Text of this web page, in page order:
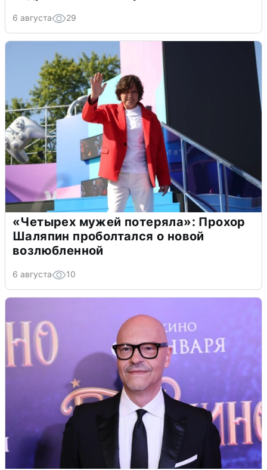
6 августа 29
«Четырех мужей потеряла»: Прохор
Шаляпин проболтался о новой
возлюбленной
6 августа 10